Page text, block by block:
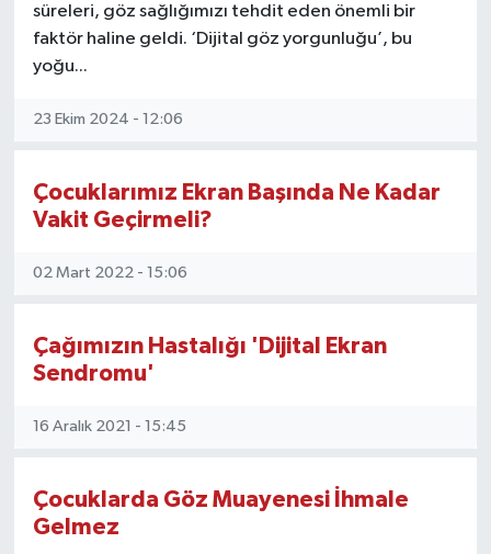
süreleri, göz sağlığımızı tehdit eden önemli bir
faktör haline geldi. ‘Dijital göz yorgunluğu’, bu
yoğu...
23 Ekim 2024 - 12:06
Çocuklarımız Ekran Başında Ne Kadar
Vakit Geçirmeli?
02 Mart 2022 - 15:06
Çağımızın Hastalığı 'Dijital Ekran
Sendromu'
16 Aralık 2021 - 15:45
Çocuklarda Göz Muayenesi İhmale
Gelmez